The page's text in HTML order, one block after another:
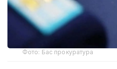
Фото: Бас прокуратура